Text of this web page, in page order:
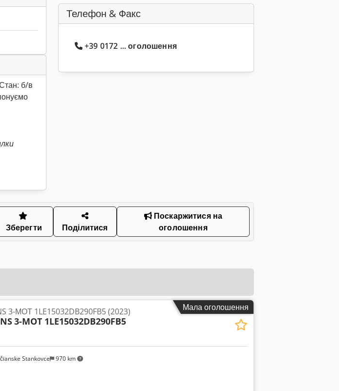
б/в
Телефон & Факс
+39 0172 ... оголошення
Зберегти Поділитися
Поскаржитися на
оголошення
Мала оголошення
Stankovce 970 km
3-МОТ 1LE15032DB290FB5 (2023)
3-MOT 1LE15032DB290FB5